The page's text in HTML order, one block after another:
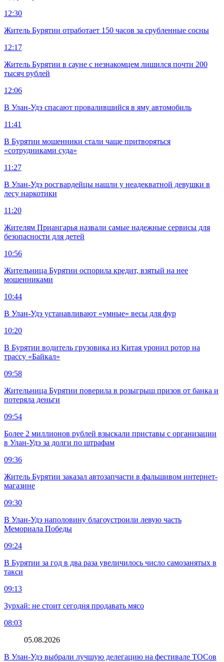
12:30
Житель Бурятии отработает 150 часов за срубленные сосны
12:17
Житель Бурятии в сауне с незнакомцем лишился почти 200
тысяч рублей
12:06
В Улан-Удэ спасают провалившийся в яму автомобиль
11:41
В Бурятии мошенники стали чаще притворяться
«сотрудниками суда»
11:27
В Улан-Удэ росгвардейцы нашли у неадекватной девушки в
лесу наркотики
11:20
Жителям Приангарья назвали самые надежные сервисы для
безопасности для детей
10:56
Жительница Бурятии оспорила кредит, взятый на нее
мошенниками
10:44
В Улан-Удэ устанавливают «умные» весы для фур
10:20
В Бурятии водитель грузовика из Китая уронил ротор на
трассу «Байкал»
09:58
Жительница Бурятии поверила в розыгрыш призов от банка и
потеряла деньги
09:54
Более 2 миллионов рублей взыскали приставы с организации
в Улан-Удэ за долги по штрафам
09:36
Житель Бурятии заказал автозапчасти в фальшивом интернет-
магазине
09:30
В Улан-Удэ наполовину благоустроили левую часть
Мемориала Победы
09:24
В Бурятии за год в два раза увеличилось число самозанятых в
такси
09:13
Зурхай: не стоит сегодня продавать мясо
08:03
05.08.2026
В Улан-Удэ выбрали лучшую делегацию на фестивале ТОСов